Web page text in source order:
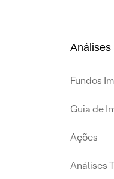
Análises
Fundos
Guia de
Ações
Análises